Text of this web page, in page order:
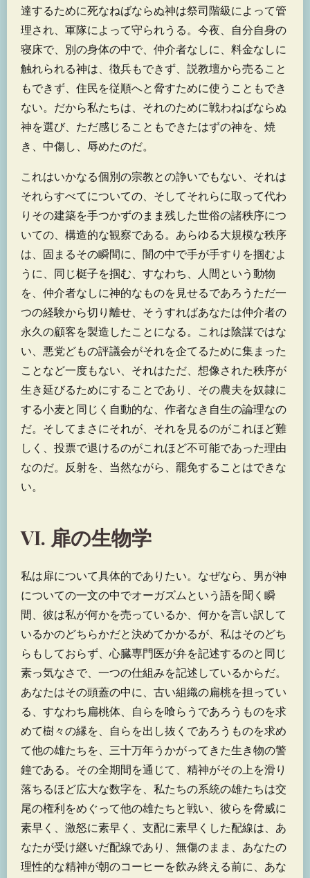
達するために死なねばならぬ神は祭司階級によって管
理され、軍隊によって守られうる。今夜、自分自身の
寝床で、別の身体の中で、仲介者なしに、料金なしに
触れられる神は、徴兵もできず、説教壇から売ること
もできず、住民を従順へと脅すために使うこともでき
ない。だから私たちは、それのために戦わねばならぬ
神を選び、ただ感じることもできたはずの神を、焼
き、中傷し、辱めたのだ。
これはいかなる個別の宗教との諍いでもない、それは
それらすべてについての、そしてそれらに取って代わ
りその建築を手つかずのまま残した世俗の諸秩序につ
いての、構造的な観察である。あらゆる大規模な秩序
は、固まるその瞬間に、闇の中で手が手すりを掴むよ
うに、同じ梃子を掴む、すなわち、人間という動物
を、仲介者なしに神的なものを見せるであろうただ一
つの経験から切り離せ、そうすればあなたは仲介者の
永久の顧客を製造したことになる。これは陰謀ではな
い、悪党どもの評議会がそれを企てるために集まった
ことなど一度もない、それはただ、想像された秩序が
生き延びるためにすることであり、その農夫を奴隷に
する小麦と同じく自動的な、作者なき自生の論理なの
だ。そしてまさにそれが、それを見るのがこれほど難
しく、投票で退けるのがこれほど不可能であった理由
なのだ。反射を、当然ながら、罷免することはできな
い。
VI. 扉の生物学
私は扉について具体的でありたい。なぜなら、男が神
についての一文の中でオーガズムという語を聞く瞬
間、彼は私が何かを売っているか、何かを言い訳して
いるかのどちらかだと決めてかかるが、私はそのどち
らもしておらず、心臓専門医が弁を記述するのと同じ
素っ気なさで、一つの仕組みを記述しているからだ。
あなたはその頭蓋の中に、古い組織の扁桃を担ってい
る、すなわち扁桃体、自らを喰らうであろうものを求
めて樹々の縁を、自らを出し抜くであろうものを求め
て他の雄たちを、三十万年うかがってきた生き物の警
鐘である。その全期間を通じて、精神がその上を滑り
落ちるほど広大な数字を、私たちの系統の雄たちは交
尾の権利をめぐって他の雄たちと戦い、彼らを脅威に
素早く、激怒に素早く、支配に素早くした配線は、あ
なたが受け継いだ配線であり、無傷のまま、あなたの
理性的な精神が朝のコーヒーを飲み終える前に、あな